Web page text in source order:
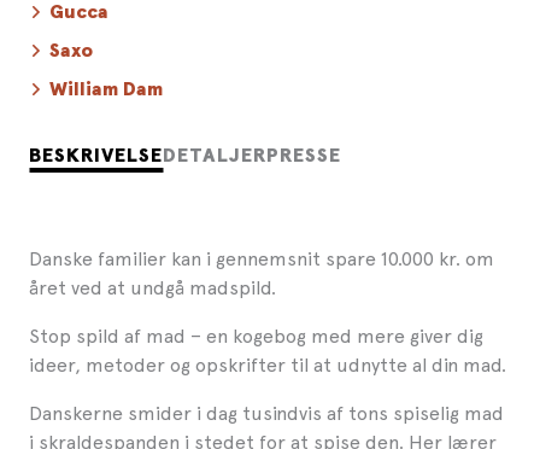
BESKRIVELSE DETALJER PRESSE
Danske familier kan i gennemsnit spare 10.000 kr. om
året ved at undgå madspild.
Stop spild af mad – en kogebog med mere giver dig
ideer, metoder og opskrifter til at udnytte al din mad.
Danskerne smider i dag tusindvis af tons spiselig mad
i skraldespanden i stedet for at spise den. Her lærer
Gucca
Saxo
William Dam